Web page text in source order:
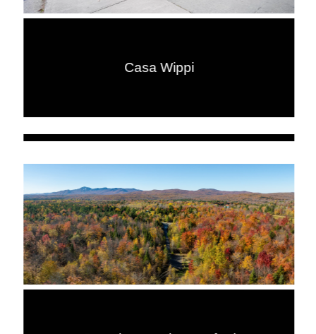
Casa Wippi